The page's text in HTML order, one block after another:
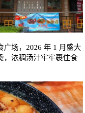
广场，2026 年 1 月盛大
，浓稠汤汁牢牢裹住食